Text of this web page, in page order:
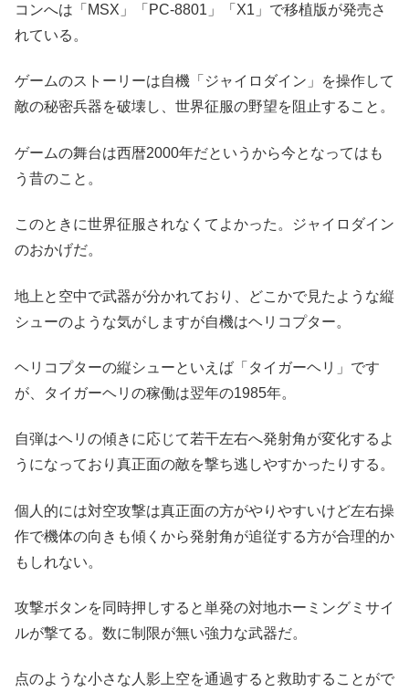
コンへは「MSX」「PC-8801」「X1」で移植版が発売さ
れている。
ゲームのストーリーは自機「ジャイロダイン」を操作して
敵の秘密兵器を破壊し、世界征服の野望を阻止すること。
ゲームの舞台は西暦2000年だというから今となってはも
う昔のこと。
このときに世界征服されなくてよかった。ジャイロダイン
のおかげだ。
地上と空中で武器が分かれており、どこかで見たような縦
シューのような気がしますが自機はヘリコプター。
ヘリコプターの縦シューといえば「タイガーヘリ」です
が、タイガーヘリの稼働は翌年の1985年。
自弾はヘリの傾きに応じて若干左右へ発射角が変化するよ
うになっており真正面の敵を撃ち逃しやすかったりする。
個人的には対空攻撃は真正面の方がやりやすいけど左右操
作で機体の向きも傾くから発射角が追従する方が合理的か
もしれない。
攻撃ボタンを同時押しすると単発の対地ホーミングミサイ
ルが撃てる。数に制限が無い強力な武器だ。
点のような小さな人影上空を通過すると救助することがで